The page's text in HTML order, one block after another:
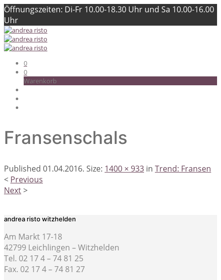
Öffnungszeiten: Di-Fr 10.00-18.30 Uhr und Sa 10.00-16.00
Uhr
0
0
Warenkorb
Fransenschals
Published 01.04.2016. Size: 1400 × 933 in Trend: Fransen
< Previous
Next>
andrea risto witzhelden
Am Markt 17-18
42799 Leichlingen – Witzhelden
Tel. 02 17 4 – 74 81 25
Fax. 02 17 4 – 74 81 27